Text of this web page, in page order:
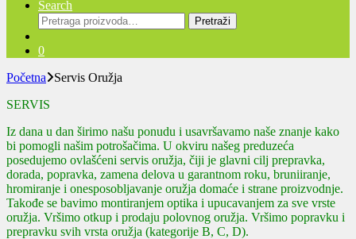
Search
Pretraga
za:
Pretraži
0
Početna
Servis Oružja
SERVIS
Iz dana u dan širimo našu ponudu i usavršavamo naše znanje kako
bi pomogli našim potrošačima. U okviru našeg preduzeća
posedujemo ovlašćeni servis oružja, čiji je glavni cilj prepravka,
dorada, popravka, zamena delova u garantnom roku, bruniiranje,
hromiranje i onesposobljavanje oružja domaće i strane proizvodnje.
Takođe se bavimo montiranjem optika i upucavanjem za sve vrste
oružja. Vršimo otkup i prodaju polovnog oružja. Vršimo popravku i
prepravku svih vrsta oružja (kategorije B, C, D).